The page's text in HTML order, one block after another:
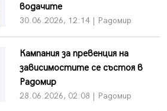
водачите
30.06.2026, 12:14 | Радомир
Кампания за превенция на
зависимостите се състоя в
Радомир
28.06.2026, 02:08 | Радомир